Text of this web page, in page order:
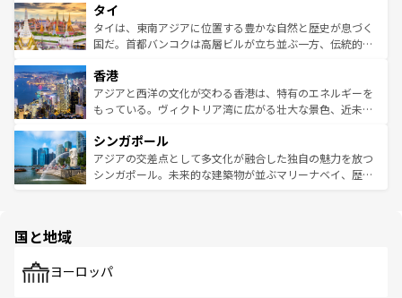
リティに包まれながら、韓国の多彩な魅力を心ゆくまで味
わってみてほしい。 なお、新着の韓国情報はコンテンツ一
覧を参照してほしい。
急速な発展と共に伝統が息づく。ハノイの古い町並みやホ
ーチミン市のフランス統治時代の建物も、独特の雰囲気を
醸し出している。また、バラエティの豊かさとおいしさで
とつ。フォーやバインミー、ベトナムコーヒーなどは、ぜ
ひ現地で味わいたい。どの地域を訪れてもあたたかい人々
が旅行者を迎えてくれるので、きっと忘れられない旅にな
参照してほしい。
タイ
タイは、東南アジアに位置する豊かな自然と歴史が息づく
国だ。首都バンコクは高層ビルが立ち並ぶ一方、伝統的な
の活気が交差している。北部ではチェンマイなどの山岳地
帯で自然と触れ合い、南部ではプーケットやクラビの美し
いビーチでリゾート気分を楽しむことができる。タイ料理
激する。気候は一年中温暖で、どの季節にも異なる楽しみ
が待っている。親しみやすいタイの人々、仏教を中心とし
た文化、そして多様な観光資源が、訪れる旅人を魅了し続
香港
アジアと西洋の文化が交わる香港は、特有のエネルギーを
もっている。ヴィクトリア湾に広がる壮大な景色、近未来
み、どこを訪れても感動するはず。観光スポットが密集し
ており、効率よく見どころを回れるのも魅力。息をのむよ
うな絶景から文化的な体験まで、香港を存分に楽しみ尽く
シンガポール
アジアの交差点として多文化が融合した独自の魅力を放つ
シンガポール。未来的な建築物が並ぶマリーナベイ、歴史
で、ホーカーズは地元の風情を楽しめる外せないスポット
国と地域
ヨーロッパ